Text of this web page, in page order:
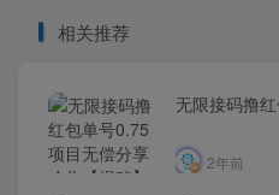
相关推荐
无限接码撸
2年前